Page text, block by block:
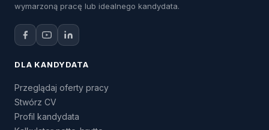
wymarzoną pracę lub idealnego kandydata.
DLA KANDYDATA
Przeglądaj oferty pracy
Stwórz CV
Profil kandydata